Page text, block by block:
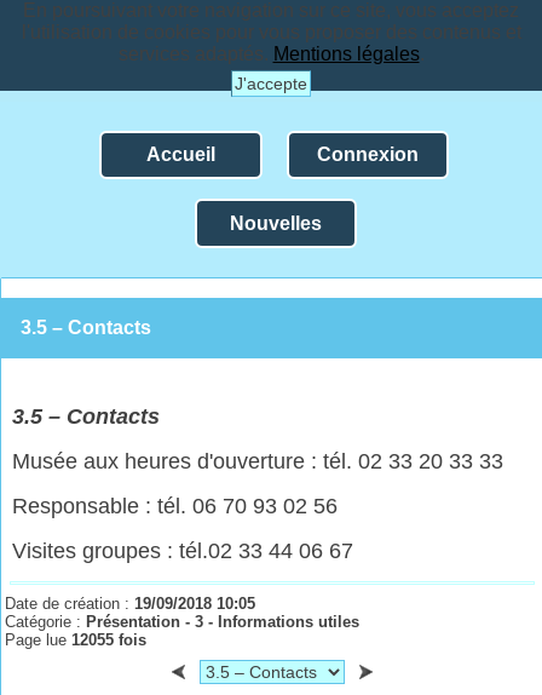
En poursuivant votre navigation sur ce site, vous acceptez
l'utilisation de cookies pour vous proposer des contenus et
services adaptés. Mentions légales.
J'accepte
Accueil Connexion
Nouvelles
3.5 – Contacts
3.5 – Contacts
Musée aux heures d'ouverture : tél. 02 33 20 33 33
Responsable : tél. 06 70 93 02 56
Visites groupes : tél.02 33 44 06 67
Date de création : 19/09/2018 10:05
Catégorie : Présentation - 3 - Informations utiles
Page lue 12055 fois